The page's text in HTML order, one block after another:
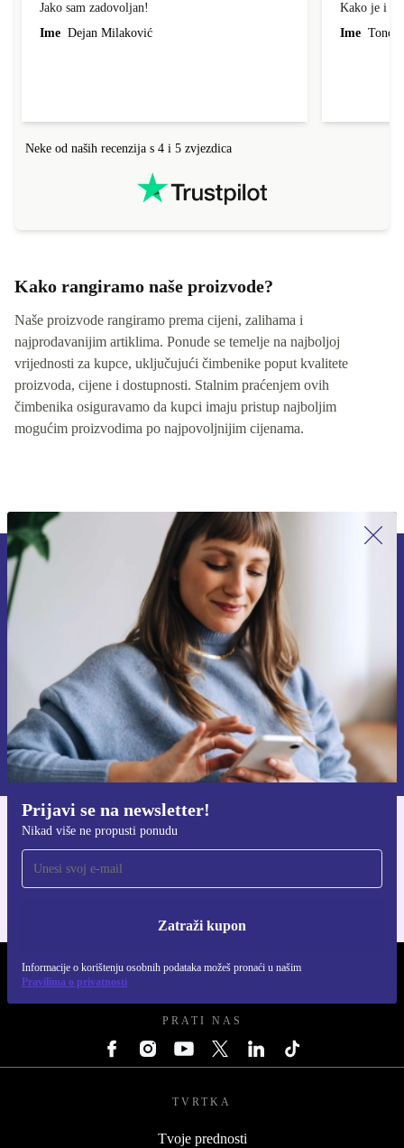
Jako sam zadovoljan!
Ime Dejan Milaković
Kako je i
Ime Tonci
Neke od naših recenzija s 4 i 5 zvjezdica
Kako rangiramo naše proizvode?
Naše proizvode rangiramo prema cijeni, zalihama i
najprodavanijim artiklima. Ponude se temelje na najboljoj
vrijednosti za kupce, uključujući čimbenike poput kvalitete
proizvoda, cijene i dostupnosti. Stalnim praćenjem ovih
čimbenika osiguravamo da kupci imaju pristup najboljim
mogućim proizvodima po najpovoljnijim cijenama.
Prijavi se na newsletter!
Nikad više ne propusti ponudu
Zatraži kupon
Informacije o korištenju osobnih podataka možeš pronaći u našim
Pravilima o privatnosti
Prijavi se na newsletter!
Nikad više ne propusti ponudu.
Zatraži kupon
Informacije o korištenju osobnih podataka možeš pronaći u našim
Pravilima privatnosti.
Preuzmi refurbed aplikaciju
REFURBED HRVATSKA - RETHINK NEW.
PRATI NAS
TVRTKA
Tvoje prednosti